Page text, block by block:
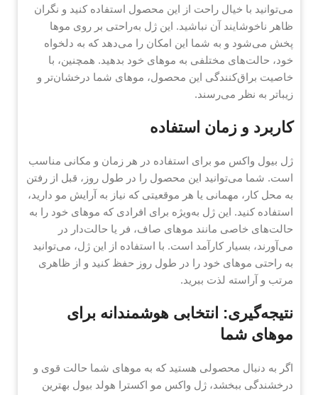
می‌توانید با خیال راحت از این محصول استفاده کنید و نگران
ظاهر ناخوشایند آن نباشید. این ژل به‌راحتی بر روی موها
پخش می‌شود و به شما این امکان را می‌دهد که به دلخواه
خود، حالت‌های مختلفی به موهای خود بدهید. همچنین، با
خاصیت براق‌کنندگی این محصول، موهای شما درخشان‌تر و
زیباتر به نظر می‌رسند.
کاربرد و زمان استفاده
ژل بیول واکس مو برای استفاده در هر زمان و مکانی مناسب
است. شما می‌توانید این محصول را در طول روز، قبل از رفتن
به محل کار، مهمانی یا هر موقعیتی که نیاز به آرایش مو دارید،
استفاده کنید. این ژل به‌ویژه برای افرادی که موهای خود را به
حالت‌های خاصی مانند موهای صاف، فر یا حالت‌دار در
می‌آورند، بسیار کارآمد است. با استفاده از این ژل، می‌توانید
به راحتی موهای خود را در طول روز حفظ کنید و از ظاهری
مرتب و آراسته لذت ببرید.
نتیجه‌گیری: انتخابی هوشمندانه برای
موهای شما
اگر به دنبال محصولی هستید که به موهای شما حالت قوی و
درخشندگی ببخشد، ژل واکس مو اکسترا هولد بیول بهترین